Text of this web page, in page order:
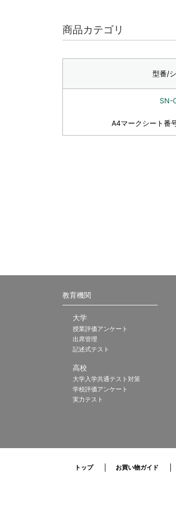
商品カテゴリ
型番/
SN-
A4マークシート番
教育機関
大学
授業評価アンケート
出席管理
記述式テスト
高校
大学入学共通テスト対策
学校評価アンケート
実力テスト
トップ お買い物ガイド